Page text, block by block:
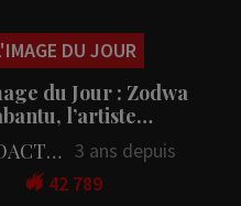
DU JOUR
du Jour : Zodwa
l’artiste…
LA REDACTION 3 ans depuis
42 789